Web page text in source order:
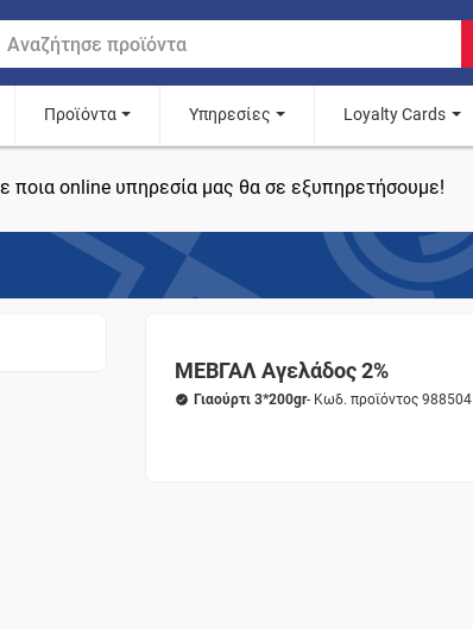
Προϊόντα Υπηρεσίες Loyalty Cards
ποια online υπηρεσία μας θα σε εξυπηρετήσουμε!
ΜΕΒΓΑΛ Αγελάδος 2%
Γιαούρτι 3*200gr- Κωδ. προϊόντος 988504